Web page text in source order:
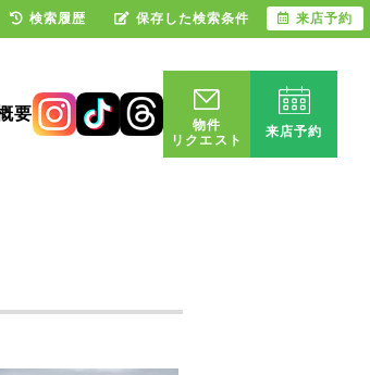
要
物件
リクエスト
来店予約
検索履歴 保存した検索条件 来店予約